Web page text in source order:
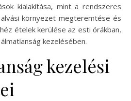
kialakítása, mint a rendszeres
környezet megteremtése és
ételek kerülése az esti órákban,
kezelésében.
kezelési